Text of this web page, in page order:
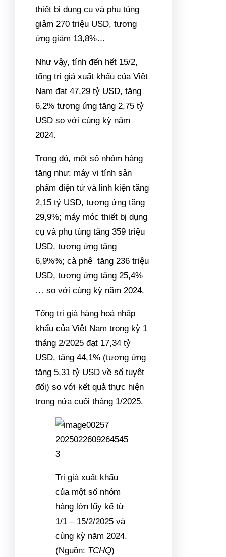
thiết bị dụng cụ và phụ tùng
giảm 270 triệu USD, tương
ứng giảm 13,8%…
Như vậy, tính đến hết 15/2,
tổng trị giá xuất khẩu của Việt
Nam đạt 47,29 tỷ USD, tăng
6,2% tương ứng tăng 2,75 tỷ
USD so với cùng kỳ năm
2024.
Trong đó, một số nhóm hàng
tăng như: máy vi tính sản
phẩm điện tử và linh kiện tăng
2,15 tỷ USD, tương ứng tăng
29,9%; máy móc thiết bị dụng
cụ và phụ tùng tăng 359 triệu
USD, tương ứng tăng
6,9%%; cà phê tăng 236 triệu
USD, tương ứng tăng 25,4%
… so với cùng kỳ năm 2024.
Tổng trị giá hàng hoá nhập
khẩu của Việt Nam trong kỳ 1
tháng 2/2025 đạt 17,34 tỷ
USD, tăng 44,1% (tương ứng
tăng 5,31 tỷ USD về số tuyệt
đối) so với kết quả thực hiện
trong nửa cuối tháng 1/2025.
Trị giá xuất khẩu
của một số nhóm
hàng lớn lũy kế từ
1/1 – 15/2/2025 và
cùng kỳ năm 2024.
(Nguồn: TCHQ)